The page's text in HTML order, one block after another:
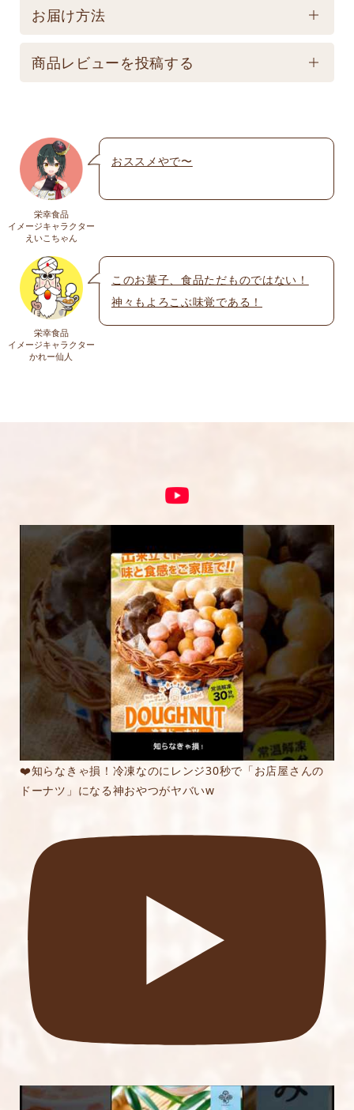
お届け商品とは異なります。】
保存方法
保存は避けてください。
お届け方法
配送方法
発送となります。 ☆画像はイメージとなり変更にな
る為現物を優先してください。 ※人気商品の為、急
遽完売になります。ご容赦下さい。
送料
送料についての詳細はこちら
商品レビューを投稿する
名前 ※
メール※
上に表示された文字を入力してください。
5段階評価をつけてください
★
★★
★★★
★★★★
★★★★★
内容をご確認の上、「レビューを送信する」ボ
タンから送信ください。
栄幸食品
イメージキャラクター
えいこちゃん
おススメやで〜
栄幸食品
イメージキャラクター
かれー仙人
このお菓子、食品ただものではない！
神々もよろこぶ味覚である！
❤️知らなきゃ損！冷凍なのにレンジ30秒で「お店屋さんの
ドーナツ」になる神おやつがヤバいw